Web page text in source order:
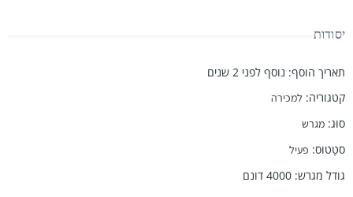
יסודות
תאריך הוסף: נוסף לפני 2 שנים
קטגוריה: למכירה
סוּג: מגרש
סטָטוּס: פעיל
גודל מגרש:
4000 דונם